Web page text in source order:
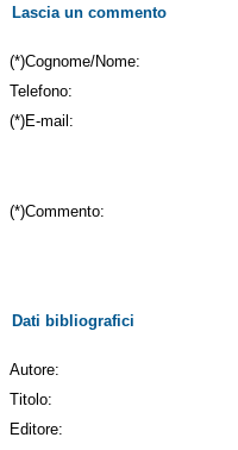
Lascia un commento
(*)Cognome/Nome:
Telefono:
(*)E-mail:
(*)Commento:
Dati bibliografici
Autore:
Titolo:
Editore: